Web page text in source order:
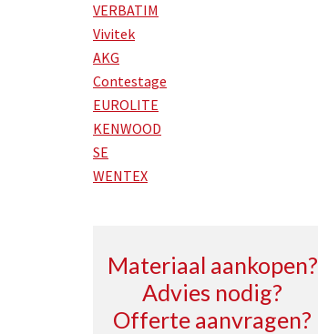
VERBATIM
Vivitek
AKG
Contestage
EUROLITE
KENWOOD
SE
WENTEX
Materiaal aankopen?
Advies nodig?
Offerte aanvragen?